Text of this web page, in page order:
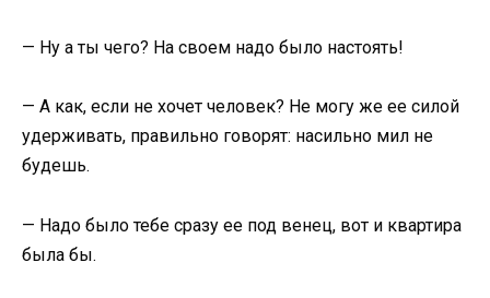
— Ну а ты чего? На своем надо было настоять!
— А как, если не хочет человек? Не могу же ее силой
удерживать, правильно говорят: насильно мил не
будешь.
— Надо было тебе сразу ее под венец, вот и квартира
была бы.